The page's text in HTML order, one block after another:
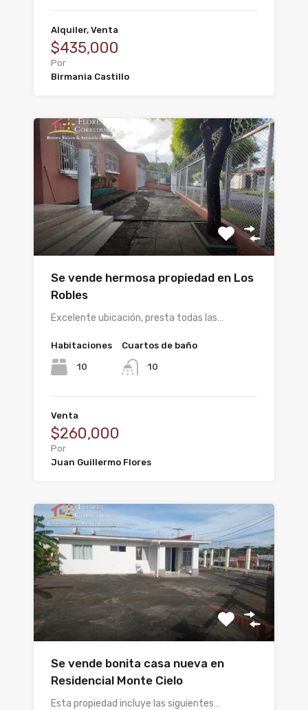
Alquiler, Venta
$435,000
Por
Birmania Castillo
Se vende hermosa propiedad en Los
Robles
Excelente ubicación, presta todas las…
Habitaciones
10
Cuartos de baño
10
Venta
$260,000
Por
Juan Guillermo Flores
Se vende bonita casa nueva en
Residencial Monte Cielo
Esta propiedad incluye las siguientes…